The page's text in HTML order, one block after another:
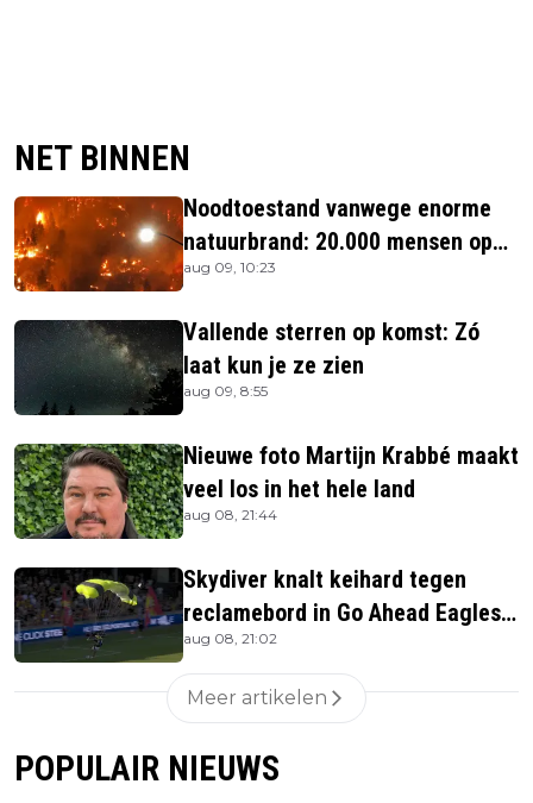
NET BINNEN
Noodtoestand vanwege enorme
natuurbrand: 20.000 mensen op
de vlucht
aug 09, 10:23
Vallende sterren op komst: Zó
laat kun je ze zien
aug 09, 8:55
Nieuwe foto Martijn Krabbé maakt
veel los in het hele land
aug 08, 21:44
Skydiver knalt keihard tegen
reclamebord in Go Ahead Eagles-
stadion
aug 08, 21:02
Meer artikelen
POPULAIR NIEUWS